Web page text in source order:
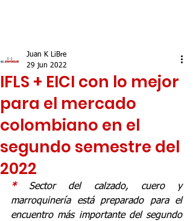
IFLS + EICI con lo mejor
para el mercado
colombiano en el
segundo semestre del
2022
Juan K LiBre
29 jun 2022
* Sector del calzado, cuero y
marroquinería está preparado para el
encuentro más importante del segundo